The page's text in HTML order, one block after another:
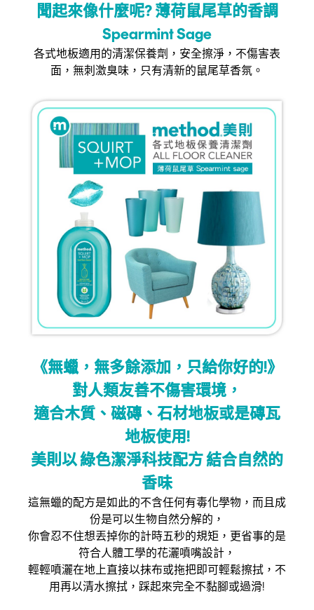
聞起來像什麼呢? 薄荷鼠尾草的香調
Spearmint Sage
各式地板適用的清潔保養劑，安全擦淨，不傷害表
面，無刺激臭味，只有清新的鼠尾草香氛。
《無蠟，無多餘添加，只給你好的!》
對人類友善不傷害環境，
適合木質、磁磚、石材地板或是磚瓦
地板使用!
美則以 綠色潔淨科技配方 結合自然的
香味
這無蠟的配方是如此的不含任何有毒化學物，而且成
份是可以生物自然分解的，
你會忍不住想丟掉你的計時五秒的規矩，更省事的是
符合人體工學的花灑噴嘴設計，
輕輕噴灑在地上直接以抹布或拖把即可輕鬆擦拭，不
用再以清水擦拭，踩起來完全不黏腳或過滑!